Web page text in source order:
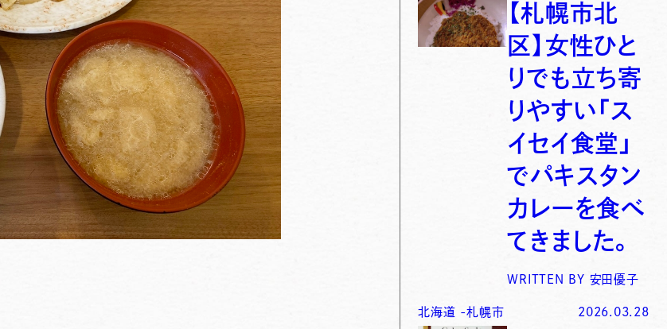
【札幌市北
区】女性ひと
りでも立ち寄
りやすい「ス
イセイ食堂」
でパキスタン
カレーを食べ
てきました。
WRITTEN BY 安田優子
北海道 -札幌市 2026.03.28